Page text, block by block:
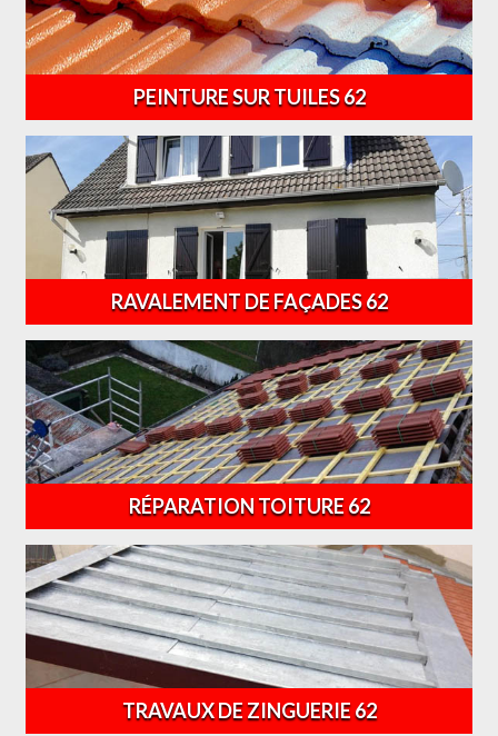
PEINTURE SUR TUILES 62
RAVALEMENT DE FAÇADES 62
RÉPARATION TOITURE 62
TRAVAUX DE ZINGUERIE 62